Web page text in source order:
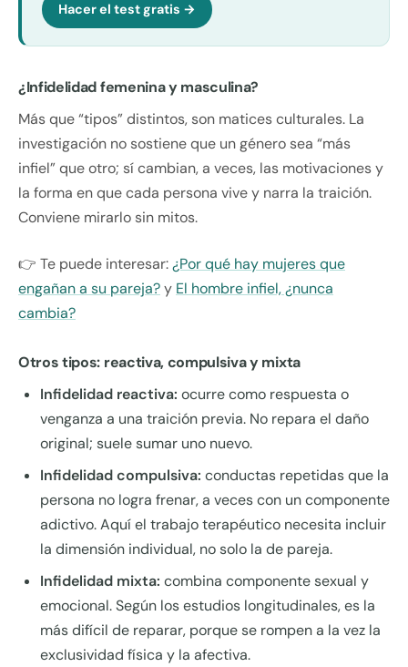
Hacer el test gratis →
¿Infidelidad femenina y masculina?
Más que “tipos” distintos, son matices culturales. La
investigación no sostiene que un género sea “más
infiel” que otro; sí cambian, a veces, las motivaciones y
la forma en que cada persona vive y narra la traición.
Conviene mirarlo sin mitos.
👉 Te puede interesar:¿Por qué hay mujeres que
engañan a su pareja?y El hombre infiel, ¿nunca
cambia?
Otros tipos: reactiva, compulsiva y mixta
Infidelidad reactiva: ocurre como respuesta o
venganza a una traición previa. No repara el daño
original; suele sumar uno nuevo.
Infidelidad compulsiva: conductas repetidas que la
persona no logra frenar, a veces con un componente
adictivo. Aquí el trabajo terapéutico necesita incluir
la dimensión individual, no solo la de pareja.
Infidelidad mixta: combina componente sexual y
emocional. Según los estudios longitudinales, es la
más difícil de reparar, porque se rompen a la vez la
exclusividad física y la afectiva.